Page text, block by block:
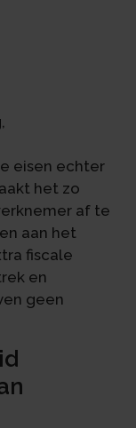
eisen echter
het zo
af te
aan het
fiscale
en
geen